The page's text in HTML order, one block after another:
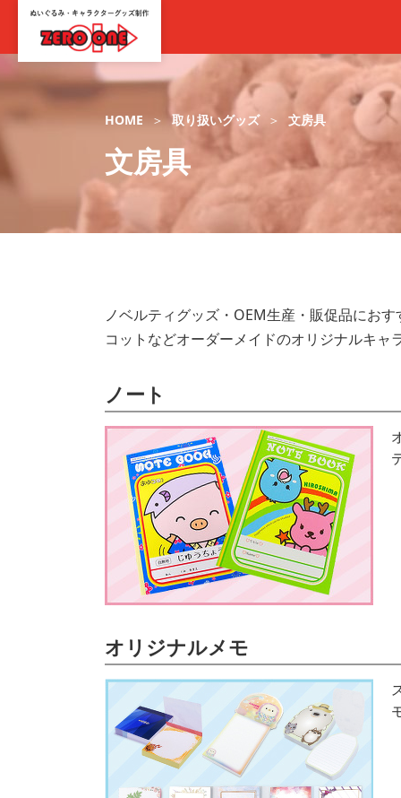
HOME 取り扱いグッズ 文房具
文房具
ノベルティグッズ・OEM生産・販促品にお
コットなどオーダーメイドのオリジナルキ
ノート
オリジナルメモ